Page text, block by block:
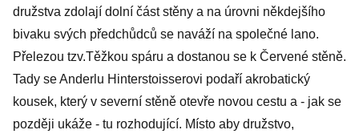
družstva zdolají dolní část stěny a na úrovni někdejšího
bivaku svých předchůdců se naváží na společné lano.
Přelezou tzv.Těžkou spáru a dostanou se k Červené stěně.
Tady se Anderlu Hinterstoisserovi podaří akrobatický
kousek, který v severní stěně otevře novou cestu a - jak se
později ukáže - tu rozhodující. Místo aby družstvo,